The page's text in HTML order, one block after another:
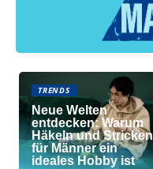
TRENDS
Neue Welten
entdecken: Warum
Häkeln und Stricken
für Männer ein
ideales Hobby ist